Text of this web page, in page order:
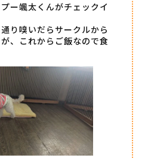
ー颯太くんがチェックイ
り嗅いだらサークルから
、これからご飯なので食